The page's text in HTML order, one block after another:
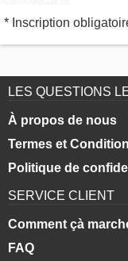
* Inscription
LES QUESTIONS
À propos de nous
Termes et
Politique de
SERVICE CLIENT
Comment çà
FAQ